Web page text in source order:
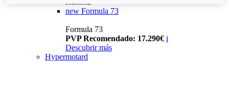
Historia
new Formula 73
Formula 73
PVP Recomendado: 17.290€ i
Descubrir más
Hypermotard